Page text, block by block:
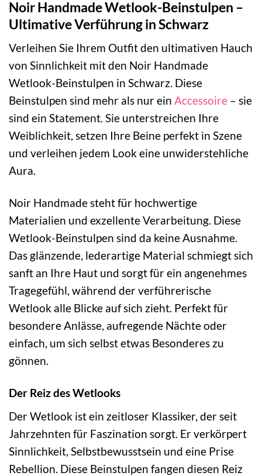
Noir Handmade Wetlook-Beinstulpen –
Ultimative Verführung in Schwarz
Verleihen Sie Ihrem Outfit den ultimativen Hauch
von Sinnlichkeit mit den Noir Handmade
Wetlook-Beinstulpen in Schwarz. Diese
Beinstulpen sind mehr als nur ein Accessoire – sie
sind ein Statement. Sie unterstreichen Ihre
Weiblichkeit, setzen Ihre Beine perfekt in Szene
und verleihen jedem Look eine unwiderstehliche
Aura.
Noir Handmade steht für hochwertige
Materialien und exzellente Verarbeitung. Diese
Wetlook-Beinstulpen sind da keine Ausnahme.
Das glänzende, lederartige Material schmiegt sich
sanft an Ihre Haut und sorgt für ein angenehmes
Tragegefühl, während der verführerische
Wetlook alle Blicke auf sich zieht. Perfekt für
besondere Anlässe, aufregende Nächte oder
einfach, um sich selbst etwas Besonderes zu
gönnen.
Der Reiz des Wetlooks
Der Wetlook ist ein zeitloser Klassiker, der seit
Jahrzehnten für Faszination sorgt. Er verkörpert
Sinnlichkeit, Selbstbewusstsein und eine Prise
Rebellion. Diese Beinstulpen fangen diesen Reiz